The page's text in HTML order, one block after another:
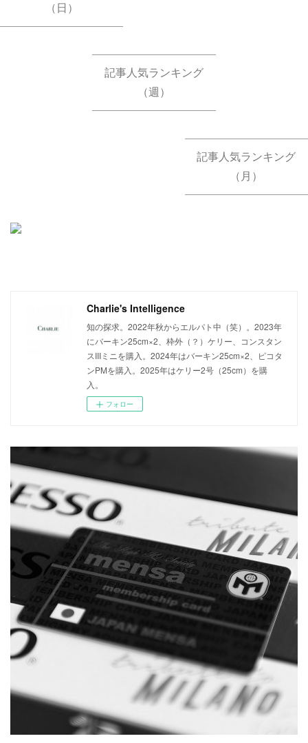
（日）
記事人気ランキング
（週）
記事人気ランキング
（月）
Charlie's Intelligence
知の探求。2022年秋からエルパト中（笑）。2023年
にバーキン25cm×2、枠外（？）ケリー、コンスタン
スIIIミニを購入。2024年はバーキン25cm×2、ピコタ
ンPMを購入。2025年はケリー2号（25cm）を購
入。
フォロー